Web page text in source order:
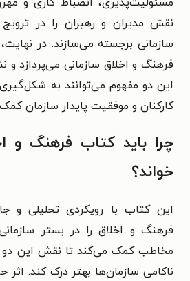
نقش مدیران و رهبران را در ترویج
سازمانی برجسته می‌سازند. در
فرهنگ و اخلاق سازمانی می‌پردازد
این دو مفهوم می‌توانند به
کارکنان و موفقیت پایدار سازمان
چرا باید کتاب فرهنگ و
خواند؟
این کتاب با رویکردی تحلیلی و
فرهنگ و اخلاق را در بستر
مخاطب کمک می‌کند تا نقش این دو
ناکامی سازمان‌ها بهتر درک کند. اثر